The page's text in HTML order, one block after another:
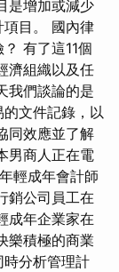
是增加或減少
項目。 國內律
有了這11個
濟組織以及任
我們談論的是
文件記錄，以
同效應並了解
男商人正在電
輕成年會計師
銷公司員工在
成年企業家在
樂積極的商業
分析管理計